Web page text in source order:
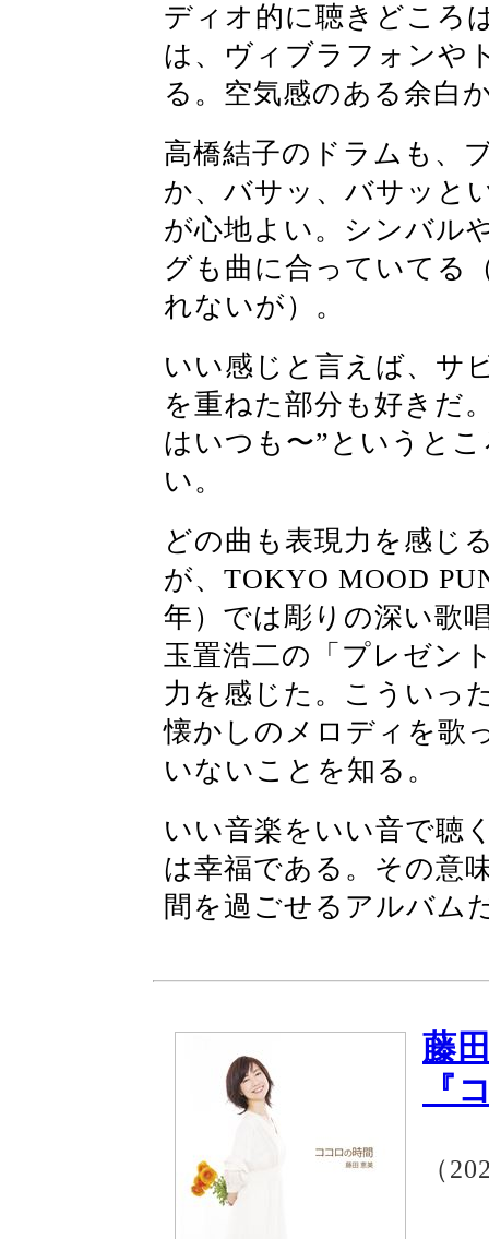
ディオ的に聴きどころ
は、ヴィブラフォンや
る。空気感のある余白
高橋結子のドラムも、
か、バサッ、バサッと
が心地よい。シンバル
グも曲に合っていてる
れないが）。
いい感じと言えば、サ
を重ねた部分も好きだ
はいつも〜”というと
い。
どの曲も表現力を感じ
が、TOKYO MOOD
年）では彫りの深い歌
玉置浩二の「プレゼン
力を感じた。こういっ
懐かしのメロディを歌
いないことを知る。
いい音楽をいい音で聴
は幸福である。その意
間を過ごせるアルバム
藤
『
（